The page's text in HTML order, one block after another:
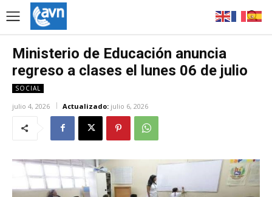
Ministerio de Educación anuncia
regreso a clases el lunes 06 de julio
SOCIAL
julio 4, 2026 Actualizado: julio 6, 2026